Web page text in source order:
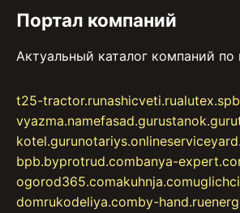
Портал компаний
Актуальный каталог компаний по
t25-tractor.runashicveti.ru
vyazma.namefasad.gurustanok.guru
kotel.gurunotariys.online
bpb.byprotrud.combanya-
ogorod365.comakuhnja.com
domrukodeliya.comby-hand.ru